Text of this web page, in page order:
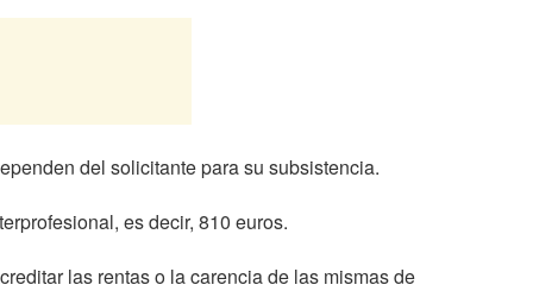
del solicitante para su subsistencia.
es decir, 810 euros.
las rentas o la carencia de las mismas de